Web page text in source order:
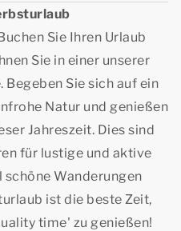
Sie Ihren Urlaub
Sie in einer unserer
Sie sich auf ein
Natur und genießen
Jahreszeit. Dies sind
für lustige und aktive
Wanderungen
ist die beste Zeit,
time' zu genießen!